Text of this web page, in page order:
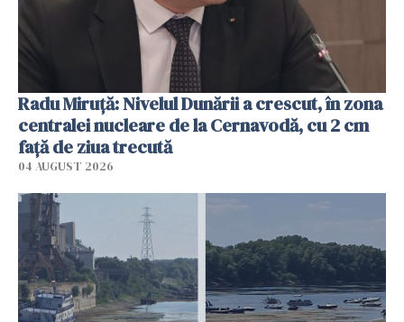
Radu Miruţă: Nivelul Dunării a crescut, în zona
centralei nucleare de la Cernavodă, cu 2 cm
faţă de ziua trecută
04 AUGUST 2026